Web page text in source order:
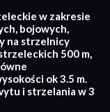
w zakresie
bojowych,
na strzelnicy
500 m,
ok 3.5 m.
i strzelania w 3